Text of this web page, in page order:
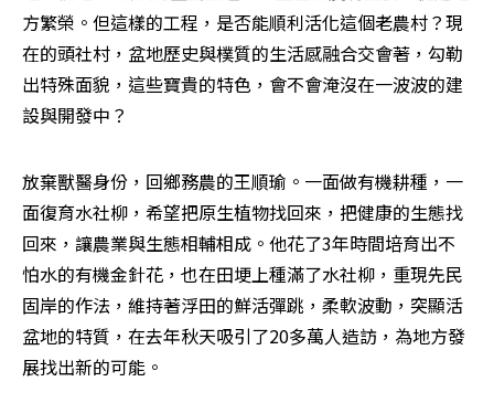
方繁榮。但這樣的工程，是否能順利活化這個老農村？現
在的頭社村，盆地歷史與樸質的生活感融合交會著，勾勒
出特殊面貌，這些寶貴的特色，會不會淹沒在一波波的建
設與開發中？
放棄獸醫身份，回鄉務農的王順瑜。一面做有機耕種，一
面復育水社柳，希望把原生植物找回來，把健康的生態找
回來，讓農業與生態相輔相成。他花了3年時間培育出不
怕水的有機金針花，也在田埂上種滿了水社柳，重現先民
固岸的作法，維持著浮田的鮮活彈跳，柔軟波動，突顯活
盆地的特質，在去年秋天吸引了20多萬人造訪，為地方發
展找出新的可能。